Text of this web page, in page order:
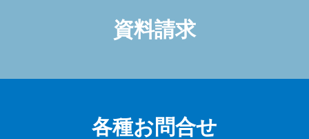
資料請求
各種お問合せ